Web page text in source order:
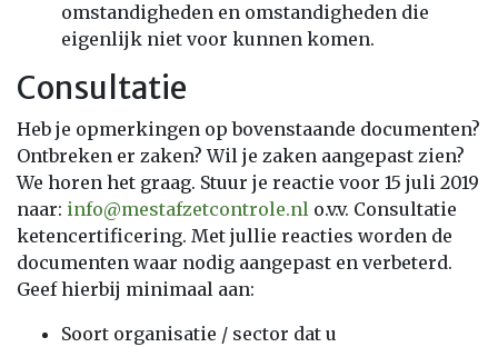
omstandigheden en omstandigheden die
eigenlijk niet voor kunnen komen.
Consultatie
Heb je opmerkingen op bovenstaande documenten?
Ontbreken er zaken? Wil je zaken aangepast zien?
We horen het graag. Stuur je reactie voor 15 juli 2019
naar: info@mestafzetcontrole.nl o.v.v. Consultatie
ketencertificering. Met jullie reacties worden de
documenten waar nodig aangepast en verbeterd.
Geef hierbij minimaal aan:
Soort organisatie / sector dat u